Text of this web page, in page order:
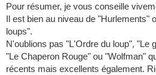
Pour résumer, je vous conseille
Il est bien au niveau de "Hurlements"
loups".
N'oublions pas "L'Ordre du loup", "Le
"Le Chaperon Rouge" ou "Wolfman"
récents mais excellents également.